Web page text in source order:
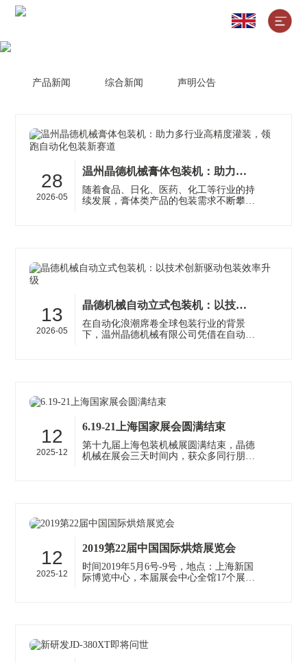
产品新闻 综合新闻 声明公告
28
2026-05
温州晶德机械膏体包装机：助力多行业高精度灌装，领跑自动化包装新赛道
随着食品、日化、医药、化工等行业的持
续发展，膏体类产品的包装需求不断攀
13
2026-05
晶德机械自动立式包装机：以技术创新驱动包装效率升级
在自动化浪潮席卷全球包装行业的背景
下，温州晶德机械有限公司凭借在自动立
12
2025-12
6.19-21上海国家展会圆满结束
第十九届上海包装机械展圆满结束，晶德
机械在展会三天时间内，获众多同行朋友
12
2025-12
2019第22届中国国际烘焙展览会
时间2019年5月6号-9号，地点：上海新国
际博览中心，本届展会中心全馆17个展厅